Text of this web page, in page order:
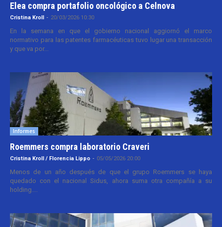
Elea compra portafolio oncológico a Celnova
Cristina Kroll - 20/03/2026 10:30
En la semana en que el gobierno nacional aggiornó el marco
normativo para las patentes farmacéuticas tuvo lugar una transacción
y que va por...
Informes
Roemmers compra laboratorio Craveri
Cristina Kroll / Florencia Lippo - 05/05/2026 20:00
Menos de un año después de que el grupo Roemmers se haya
quedado con el nacional Sidus, ahora suma otra compañía a su
holding....